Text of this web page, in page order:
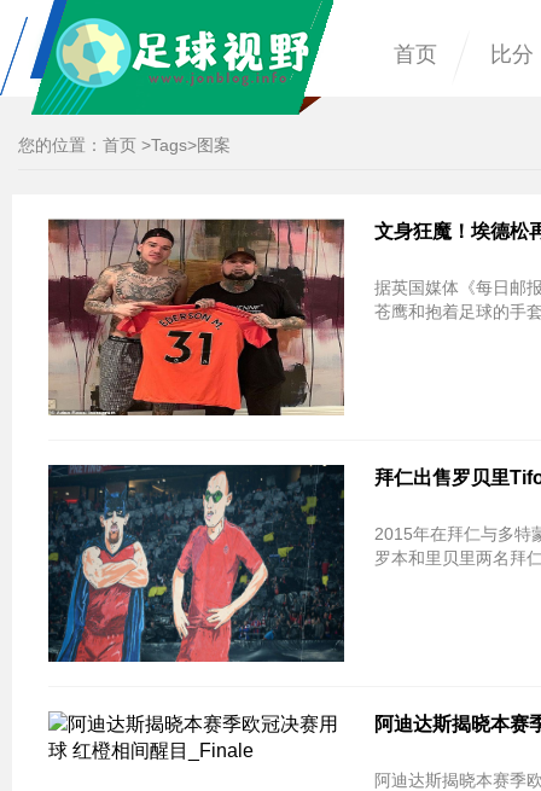
首页 比分
您的位置： 首页 >Tags>图案
文身狂魔！埃德松
据英国媒体《每日邮
苍鹰和抱着足球的手
拜仁出售罗贝里
2015年在拜仁与多特
罗本和里贝里两名拜
阿迪达斯揭晓本赛
阿迪达斯揭晓本赛季欧冠决赛用球